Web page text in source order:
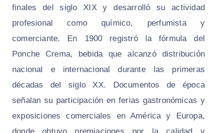
finales del siglo XIX y desarrolló su actividad
profesional como químico, perfumista y
comerciante. En 1900 registró la fórmula del
Ponche Crema, bebida que alcanzó distribución
nacional e internacional durante las primeras
décadas del siglo XX. Documentos de época
señalan su participación en ferias gastronómicas y
exposiciones comerciales en América y Europa,